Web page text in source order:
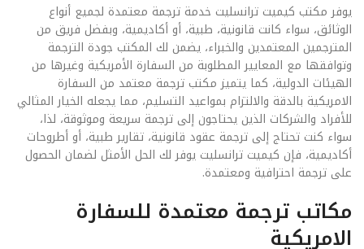
يوفر مكتب كيميت ترانسليت خدمة ترجمة معتمدة لجميع أنواع
الوثائق، سواء كانت قانونية، طبية، أو أكاديمية، وبفضل فريق من
المترجمين المعتمدين والخبراء، يضمن لك المكتب جودة الترجمة
وتوافقها مع المعايير المطلوبة من السفارة الأمريكية وغيرها من
الهيئات الدولية، كما يتميز مكتب ترجمة معتمد من السفارة
الامريكية بالدقة والالتزام بمواعيد التسليم، مما يجعله الخيار المثالي
للأفراد والشركات الذين يحتاجون إلى ترجمة سريعة وموثوقة، لذا،
سواء كنت تحتاج إلى ترجمة عقود قانونية، تقارير طبية، أو أطروحات
أكاديمية، فإن كيميت ترانسليت يوفر لك الحل الأمثل لضمان الحصول
على ترجمة احترافية ومعتمدة.
مكاتب ترجمة معتمدة للسفارة
الامريكية